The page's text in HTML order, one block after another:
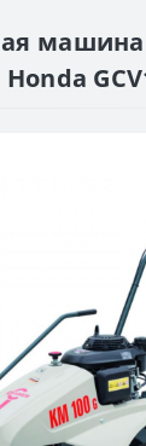
машина